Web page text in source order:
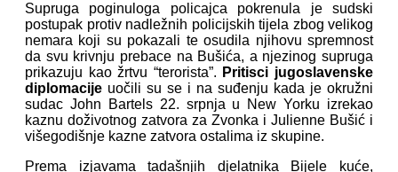
Supruga poginuloga policajca pokrenula je sudski
postupak protiv nadležnih policijskih tijela zbog velikog
nemara koji su pokazali te osudila njihovu spremnost
da svu krivnju prebace na Bušića, a njezinog supruga
prikazuju kao žrtvu “terorista”. Pritisci jugoslavenske
diplomacije uočili su se i na suđenju kada je okružni
sudac John Bartels 22. srpnja u New Yorku izrekao
kaznu doživotnog zatvora za Zvonka i Julienne Bušić i
višegodišnje kazne zatvora ostalima iz skupine.
Prema izjavama tadašnjih djelatnika Bijele kuće,